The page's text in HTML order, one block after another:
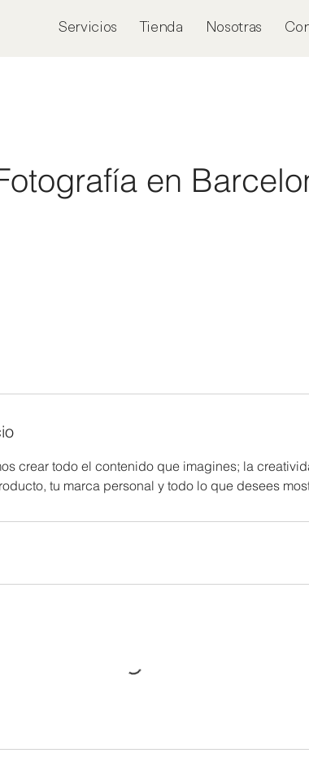
Servicios Tienda Nosotras
en
crear todo el contenido que imagines; la
tu marca personal y todo lo que desees